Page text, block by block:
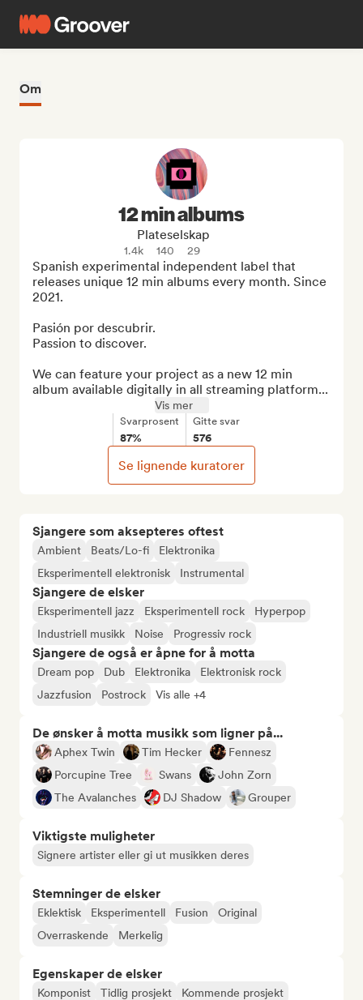
Om
Sjangere som aksepteres oftest
Ambient Beats/Lo-fi
Elektronika
Eksperimentell elektronisk
Instrumental
Sjangere de elsker
Eksperimentell jazz Eksperimentell rock
Hyperpop
Industriell musikk
Noise Progressiv rock
Sjangere de også er åpne for å motta
Dream pop Dub Elektronika
Elektronisk rock
Jazzfusion
Postrock Vis alle +4
De ønsker å motta musikk som ligner på...
Aphex Twin Tim Hecker
Fennesz
Porcupine Tree
Swans
John Zorn
The Avalanches
DJ Shadow Grouper
Viktigste muligheter
Signere artister eller gi ut musikken deres
Stemninger de elsker
Eklektisk Eksperimentell Fusion
Original
Overraskende
Merkelig
Egenskaper de elsker
Komponist Tidlig prosjekt
Kommende prosjekt
12 min albums
Plateselskap
1.4k 140 29
Spanish experimental independent label that
releases unique 12 min albums every month. Since
2021.
Pasión por descubrir.
Passion to discover.
We can feature your project as a new 12 min
album available digitally in all streaming platform...
Vis mer
Svarprosent
87%
Gitte svar
576
Se lignende kuratorer